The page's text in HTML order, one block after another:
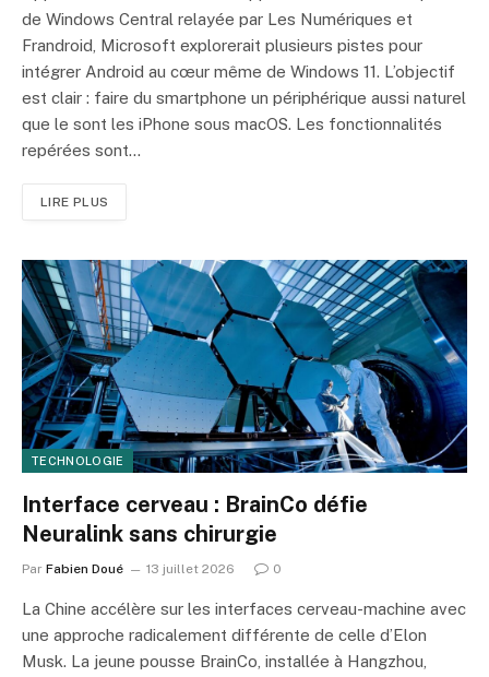
de Windows Central relayée par Les Numériques et
Frandroid, Microsoft explorerait plusieurs pistes pour
intégrer Android au cœur même de Windows 11. L’objectif
est clair : faire du smartphone un périphérique aussi naturel
que le sont les iPhone sous macOS. Les fonctionnalités
repérées sont…
LIRE PLUS
TECHNOLOGIE
Interface cerveau : BrainCo défie
Neuralink sans chirurgie
Par Fabien Doué 13 juillet 2026 0
La Chine accélère sur les interfaces cerveau-machine avec
une approche radicalement différente de celle d’Elon
Musk. La jeune pousse BrainCo, installée à Hangzhou,